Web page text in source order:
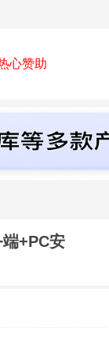
心赞助
+PC安